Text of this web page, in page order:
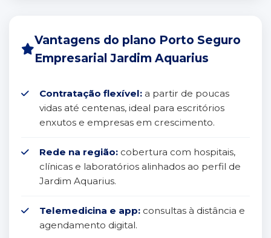
Vantagens do plano Porto Seguro
Empresarial Jardim Aquarius
Contratação flexível: a partir de poucas
vidas até centenas, ideal para escritórios
enxutos e empresas em crescimento.
Rede na região: cobertura com hospitais,
clínicas e laboratórios alinhados ao perfil de
Jardim Aquarius.
Telemedicina e app: consultas à distância e
agendamento digital.